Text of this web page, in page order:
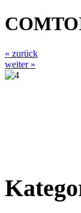
« zurück
weiter »